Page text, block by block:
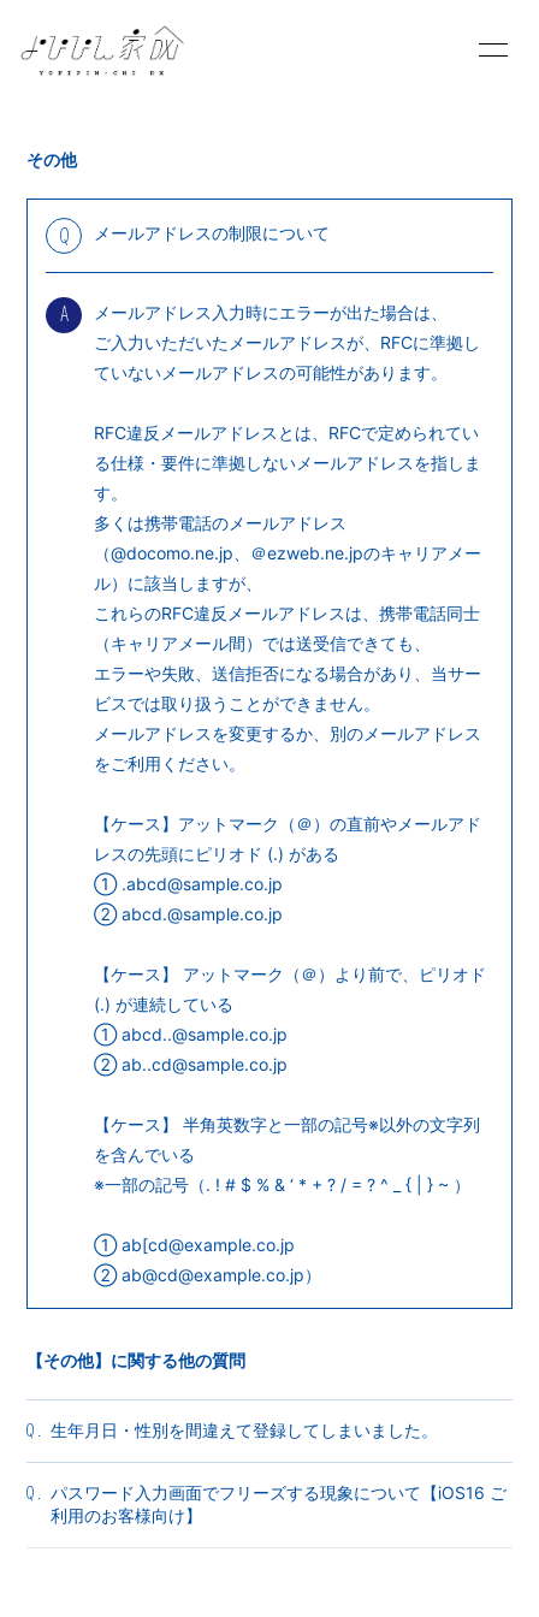
VIDEO
DISCOGRAPHY
BLOG
MOVIE
PHOTO
会員登録 ログイン
その他
Q メールアドレスの制限について
A
メールアドレス入力時にエラーが出た場合は、
ご入力いただいたメールアドレスが、RFCに準拠し
ていないメールアドレスの可能性があります。
RFC違反メールアドレスとは、RFCで定められてい
る仕様・要件に準拠しないメールアドレスを指しま
す。
多くは携帯電話のメールアドレス
（@docomo.ne.jp、＠ezweb.ne.jpのキャリアメー
ル）に該当しますが、
これらのRFC違反メールアドレスは、携帯電話同士
（キャリアメール間）では送受信できても、
エラーや失敗、送信拒否になる場合があり、当サー
ビスでは取り扱うことができません。
メールアドレスを変更するか、別のメールアドレス
をご利用ください。
【ケース】アットマーク（＠）の直前やメールアド
レスの先頭にピリオド (.) がある
① .abcd@sample.co.jp
② abcd.@sample.co.jp
【ケース】 アットマーク（＠）より前で、ピリオド
(.) が連続している
① abcd..@sample.co.jp
② ab..cd@sample.co.jp
【ケース】 半角英数字と一部の記号※以外の文字列
を含んでいる
※一部の記号（. ! # $ % & ‘ * + ? / = ? ^ _ { | } ~ ）
① ab[cd@example.co.jp
② ab@cd@example.co.jp）
【その他】に関する他の質問
Q. 生年月日・性別を間違えて登録してしまいました。
Q. パスワード入力画面でフリーズする現象について【iOS16 ご
利用のお客様向け】